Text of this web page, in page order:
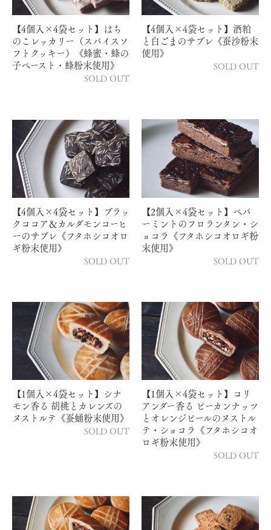
【4個入×4袋セット】はち
のこレッカリー（スパイスソ
フトクッキー）《蜂蜜・蜂の
子ペースト・蜂粉末使用》
SOLD OUT
【4個入×4袋セット】酒粕
と白ごまのサブレ《蚕沙粉末
使用》
SOLD OUT
【4個入×4袋セット】ブラッ
クココア＆カルダモンコーヒ
ーのサブレ《フタホシコオロ
ギ粉末使用》
SOLD OUT
【2個入×4袋セット】ペパ
ーミントのフロランタン・シ
ョコラ《フタホシコオロギ粉
末使用》
SOLD OUT
【1個入×4袋セット】シナ
モン香る 胡桃とカレンズの
ヌストルテ《蚕蛹粉末使用》
SOLD OUT
【1個入×4袋セット】コリ
アンダー香る ピーカンナッツ
とオレンジピールのヌストル
テ・ショコラ《フタホシコオ
ロギ粉末使用》
SOLD OUT